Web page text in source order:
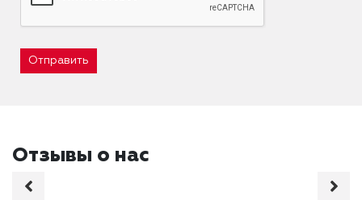
Отправить
Отзывы о нас